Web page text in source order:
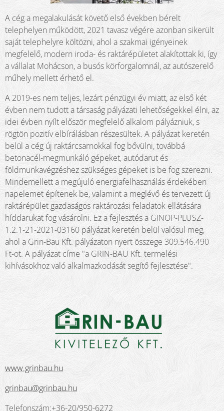
A cég a megalakulását követő első években bérelt
telephelyen működött, 2021 tavasz végére azonban sikerült
saját telephelyre költözni, ahol a szakmai igényeinek
megfelelő, modern iroda- és raktárépületet alakítottak ki, így
a vállalat Mohácson, a busós körforgalomnál, az autószerelő
műhely mellett érhető el.
A 2019-es nem teljes, lezárt pénzügyi év miatt, az első két
évben nem tudott a társaság pályázati lehetőségekkel élni, az
idei évben nyílt először megfelelő alkalom pályázniuk, s
rögtön pozitív elbírálásban részesültek. A pályázat keretén
belül a cég új raktárcsarnokkal fog bővülni, továbbá
betonacél-megmunkáló gépeket, autódarut és
földmunkavégzéshez szükséges gépeket is be fog szerezni.
Mindemellett a megújuló energiafelhasználás érdekében
napelemet építenek be, valamint a meglévő és tervezett új
raktárépület gazdaságos raktározási feladatok ellátására
híddarukat fog vásárolni. Ez a fejlesztés a GINOP-PLUSZ-
1.2.1-21-2021-03160 pályázat keretén belül valósul meg,
ahol a Grin-Bau Kft. pályázaton nyert összege 309.546.490
Ft-ot. A pályázat címe "a GRIN-BAU Kft. termelési
kihívásokhoz való alkalmazkodását segítő fejlesztése".
www.grinbau.hu
grinbau@grinbau.hu
Telefonszám:+36-20/950-6272